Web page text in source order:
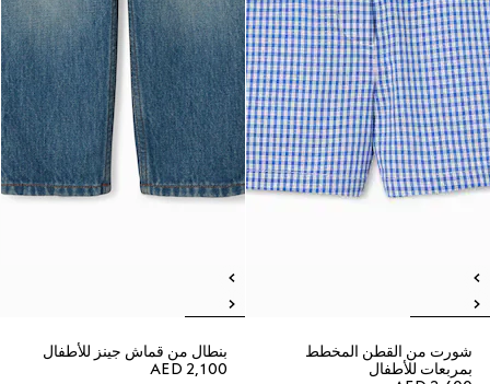
شورت من القطن المخطط
بمربعات للأطفال
بنطال من قماش جينز للأطفال
AED 2,100